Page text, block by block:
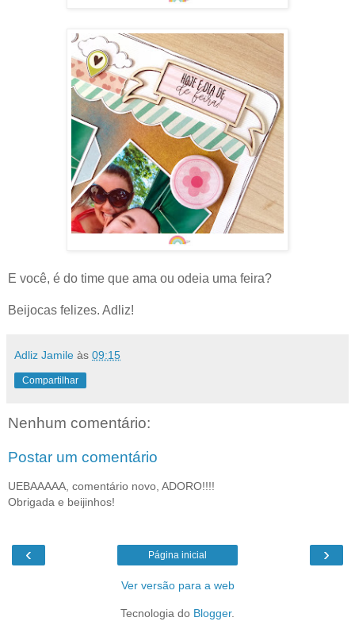
E você, é do time que ama ou odeia uma feira?
Beijocas felizes. Adliz!
Adliz Jamile às 09:15
Compartilhar
Nenhum comentário:
Postar um comentário
UEBAAAAA, comentário novo, ADORO!!!!
Obrigada e beijinhos!
‹ ›
Página inicial
Ver versão para a web
Tecnologia do Blogger.